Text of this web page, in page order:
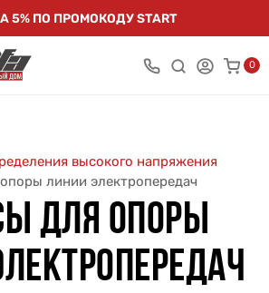
5% ПО ПРОМОКОДУ START
0
высокого напряжения
линии электропередач
ДЛЯ ОПОРЫ